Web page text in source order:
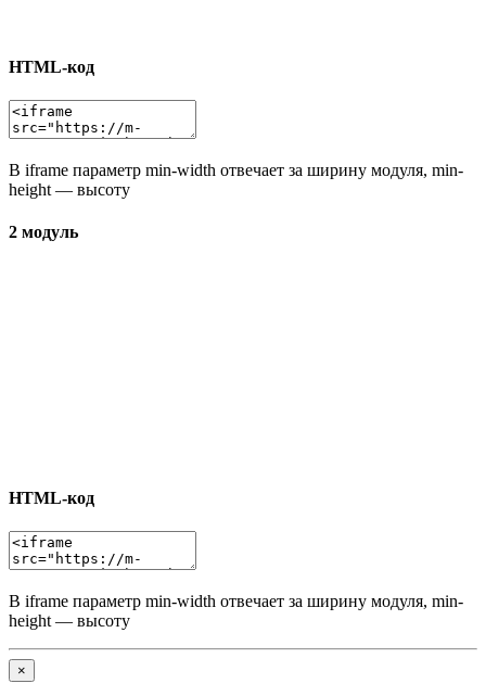
HTML-код
В iframe параметр min-width отвечает за ширину модуля, min-
height — высоту
2 модуль
HTML-код
В iframe параметр min-width отвечает за ширину модуля, min-
height — высоту
×